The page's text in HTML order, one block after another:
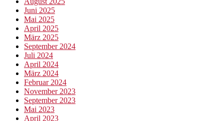
Juni 2025
Mai 2025
April 2025
März 2025
September 2024
Juli 2024
April 2024
März 2024
Februar 2024
November 2023
September 2023
Mai 2023
April 2023